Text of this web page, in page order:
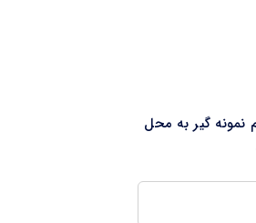
نمونه گیر به محل